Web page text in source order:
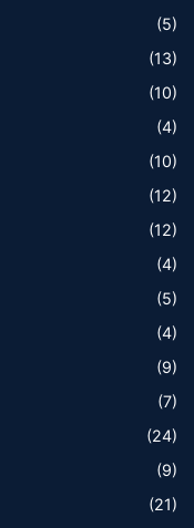
(5)
(13)
(10)
(4)
(10)
(12)
(12)
(4)
(5)
(4)
(9)
(7)
(24)
(9)
(21)